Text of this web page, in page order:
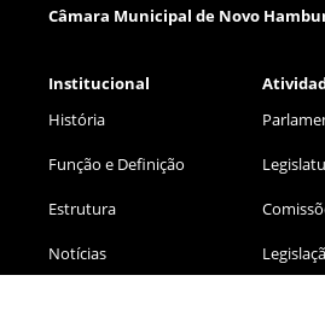
Câmara Municipal de Novo
Institucional
História
Função e Definição
Estrutura
Notícias